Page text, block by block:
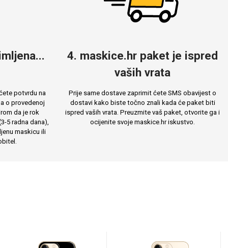
potvrdu na
o provedenoj
da je rok
5 radna dana),
maskicu ili
4. maskice.hr paket je ispred
vaših vrata
Prije same dostave zaprimit ćete SMS obavijest o
dostavi kako biste točno znali kada će paket biti
ispred vaših vrata. Preuzmite vaš paket, otvorite ga i
ocijenite svoje maskice.hr iskustvo.